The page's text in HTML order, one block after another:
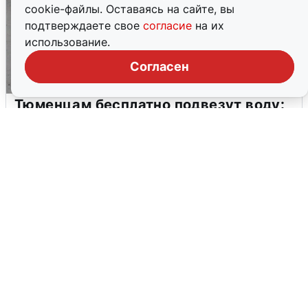
cookie-файлы. Оставаясь на сайте, вы
подтверждаете свое согласие на их
использование.
Согласен
Тюменцам бесплатно подвезут воду: